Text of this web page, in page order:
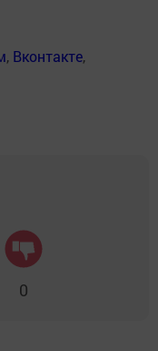
, Вконтакте,
0